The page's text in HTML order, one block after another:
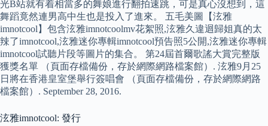
光B站就有着相當多的舞娘進行翻拍速跳，可是真心沒想到，這
舞蹈竟然連男高中生也是投入了進來。 五毛美圖【泫雅
imnotcool】包含泫雅imnotcoolmv花絮照,泫雅久違迴歸姐真的太
辣了imnotcool,泫雅迷你專輯imnotcool預告照5公開,泫雅迷你專輯
imnotcool試聽片段等圖片的集合。 第24屆首爾歌謠大賞完整版
獲獎名單 （頁面存檔備份，存於網際網路檔案館）. 泫雅9月25
日將在香港皇室堡舉行簽唱會 （頁面存檔備份，存於網際網路
檔案館）. September 28, 2016.
泫雅imnotcool: 發行